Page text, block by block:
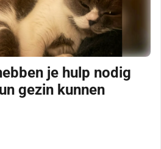
je hulp nodig
gezin kunnen